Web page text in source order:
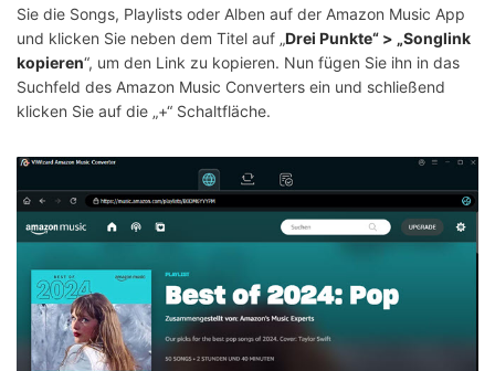
Sie die Songs, Playlists oder Alben auf der Amazon Music App
und klicken Sie neben dem Titel auf „Drei Punkte“ > „Songlink
kopieren“, um den Link zu kopieren. Nun fügen Sie ihn in das
Suchfeld des Amazon Music Converters ein und schließend
klicken Sie auf die „+“ Schaltfläche.